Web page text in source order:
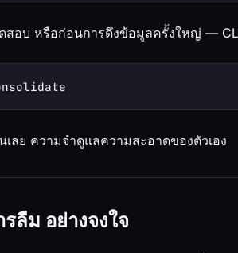
สอบ หรือก่อนการดึงข้อมูลครั้งใหญ่ —
ลย ความจำดูแลความสะอาดของตัวเอง
ลืม อย่างจงใจ